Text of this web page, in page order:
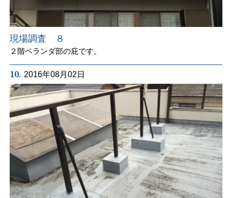
現場調査 ８
２階ベランダ部の庇です。
10. 2016年08月02日